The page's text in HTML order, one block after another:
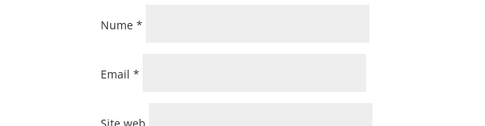
Nume *
Email *